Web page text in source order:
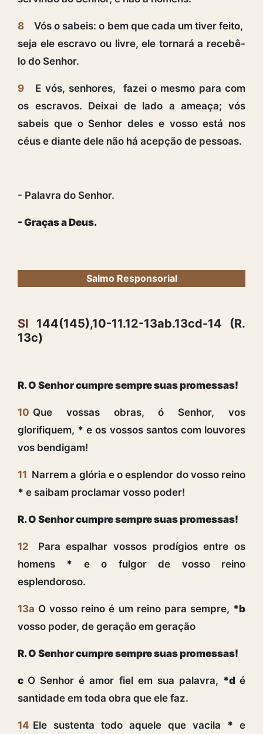
8
Vós o sabeis: o bem que cada um tiver feito,
seja ele escravo ou livre, ele tornará a recebê-
lo do Senhor.
9
E vós, senhores, fazei o mesmo para com
os escravos. Deixai de lado a ameaça; vós
sabeis que o Senhor deles e vosso está nos
céus e diante dele não há acepção de pessoas.
- Palavra do Senhor.
- Graças a Deus.
Salmo Responsorial
Sl 144(145),10-11.12-13ab.13cd-14 (R.
13c)
R. O Senhor cumpre sempre suas promessas!
10 Que vossas obras, ó Senhor, vos
glorifiquem, * e os vossos santos com louvores
vos bendigam!
11 Narrem a glória e o esplendor do vosso reino
* e saibam proclamar vosso poder!
R. O Senhor cumpre sempre suas promessas!
12
Para espalhar vossos prodígios entre os
homens * e o fulgor de vosso reino
esplendoroso.
13a O vosso reino é um reino para sempre, *b
vosso poder, de geração em geração
R. O Senhor cumpre sempre suas promessas!
c O Senhor é amor fiel em sua palavra, *dé
santidade em toda obra que ele faz.
14 Ele sustenta todo aquele que vacila * e